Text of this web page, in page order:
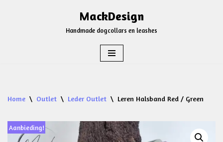
MackDesign
Handmade dogcollars en leashes
Home \ Outlet \ Leder Outlet \ Leren Halsband Red / Green
Aanbieding!